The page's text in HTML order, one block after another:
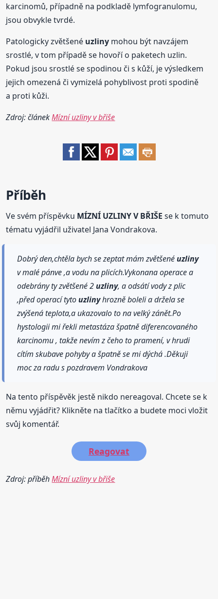
karcinomů, případně na podkladě lymfogranulomu,
jsou obvykle tvrdé.
Patologicky zvětšené uzliny mohou být navzájem
srostlé, v tom případě se hovoří o paketech uzlin.
Pokud jsou srostlé se spodinou či s kůží, je výsledkem
jejich omezená či vymizelá pohyblivost proti spodině
a proti kůži.
Zdroj: článekMízní uzliny v břiše
Příběh
Ve svém příspěvku MÍZNÍ UZLINY V BŘIŠE se k tomuto
tématu vyjádřil uživatel Jana Vondrakova.
Dobrý den,chtěla bych se zeptat mám zvětšenéuzliny
v malé pánve ,a vodu na plicích.Vykonana operace a
odebrány ty zvětšené 2uzliny, a odsátí vody z plic
,před operací tytouzlinyhrozně boleli a držela se
zvýšená teplota,a ukazovalo to na velký zánět.Po
hystologii mi řekli metastáza špatně diferencovaného
karcinomu , takže nevím z čeho to pramení, v hrudi
cítím skubave pohyby a špatně se mi dýchá .Děkuji
moc za radu s pozdravem Vondrakova
Na tento příspěvěk jestě nikdo nereagoval. Chcete se k
němu vyjádřit? Klikněte na tlačítko a budete moci vložit
svůj komentář.
Reagovat
Zdroj: příběhMízní uzliny v břiše